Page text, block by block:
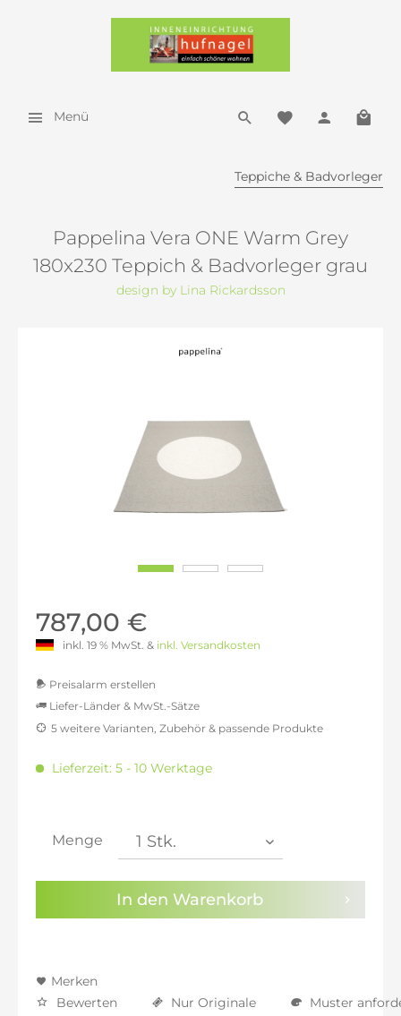
Menü
Teppiche & Badvorleger
Pappelina Vera ONE Warm Grey
180x230 Teppich & Badvorleger grau
design by Lina Rickardsson
787,00 €
inkl. 19 % MwSt. & inkl. Versandkosten
Preisalarm erstellen
Sie haben dieDatenschutzbestimmungenzur
Kenntnis genommen.
Liefer-Länder & MwSt.-Sätze
inkl. 16% MwSt.: 767,16 €
inkl. 20% MwSt.: 793,61 €
inkl. 21% MwSt.: 800,23 €
inkl. 22% MwSt.: 806,84 €
5 weitere Varianten, Zubehör & passende Produkte
Lieferzeit: 5 - 10 Werktage
Menge
In den Warenkorb
Merken
Bewerten
Nur Originale Muster